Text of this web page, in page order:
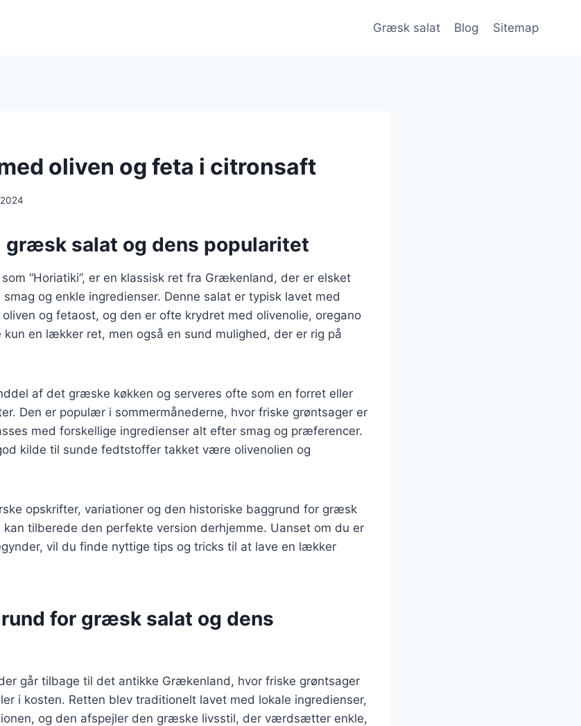
Græsk salat Blog Sitemap
oliven og feta i citronsaft
salat og dens popularitet
“Horiatiki”, er en klassisk ret fra Grækenland, der er elsket
og enkle ingredienser. Denne salat er typisk lavet med
og fetaost, og den er ofte krydret med olivenolie, oregano
kun en lækker ret, men også en sund mulighed, der er rig på
af det græske køkken og serveres ofte som en forret eller
Den er populær i sommermånederne, hvor friske grøntsager er
med forskellige ingredienser alt efter smag og præferencer.
kilde til sunde fedtstoffer takket være olivenolien og
opskrifter, variationer og den historiske baggrund for græsk
tilberede den perfekte version derhjemme. Uanset om du er
vil du finde nyttige tips og tricks til at lave en lækker
for græsk salat og dens
går tilbage til det antikke Grækenland, hvor friske grøntsager
i kosten. Retten blev traditionelt lavet med lokale ingredienser,
og den afspejler den græske livsstil, der værdsætter enkle,